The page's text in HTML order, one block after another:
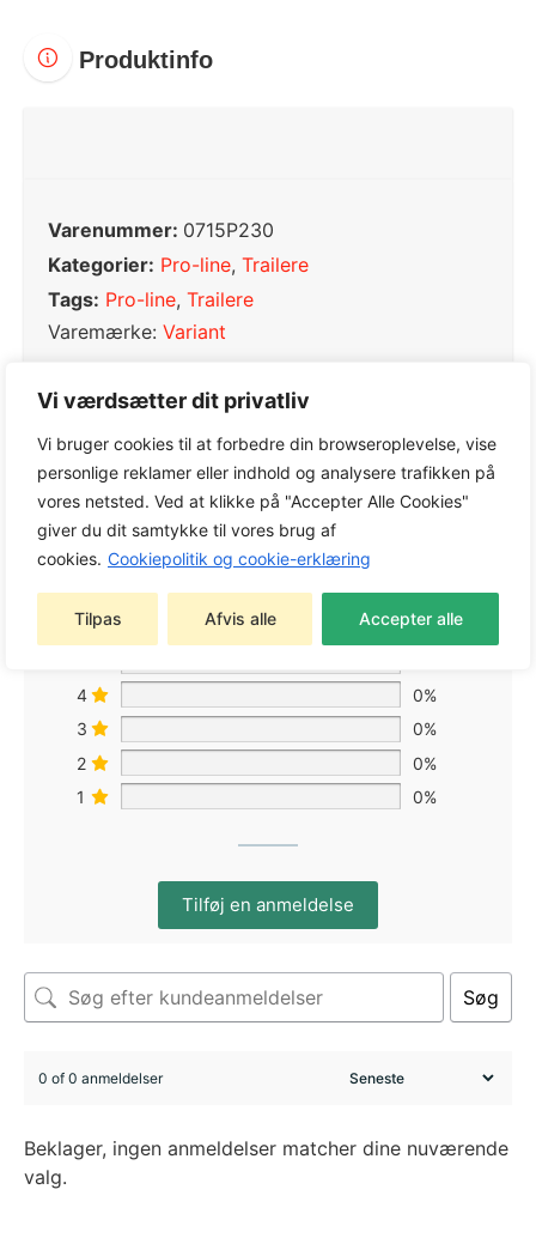
Vi værdsætter dit privatliv
Vi bruger cookies til at forbedre din browseroplevelse, vise
personlige reklamer eller indhold og analysere trafikken på
vores netsted. Ved at klikke på "Accepter Alle Cookies"
giver du dit samtykke til vores brug af
cookies. Cookiepolitik og cookie-erklæring
Tilpas Afvis alle Accepter alle
Produktinfo
Varenummer: 0715P230
Kategorier: Pro-line, Trailere
Tags: Pro-line, Trailere
Varemærke: Variant
0,0
Baseret på 0 anmeldelser
4
0%
3
0%
2
0%
1
0%
Tilføj en anmeldelse
Søg
0 of 0 anmeldelser
Beklager, ingen anmeldelser matcher dine nuværende
valg.